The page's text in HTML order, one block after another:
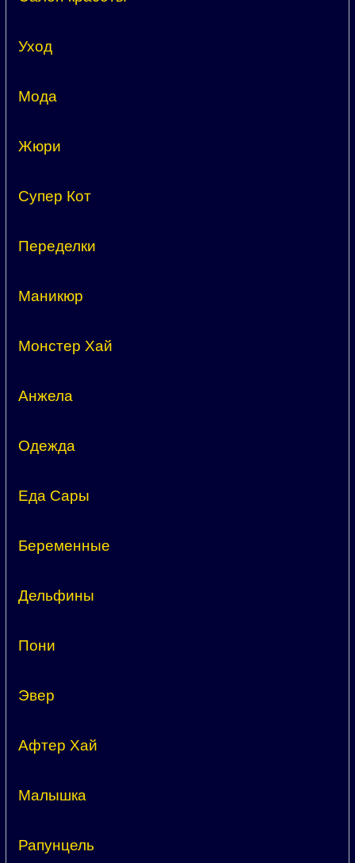
Уход
Мода
Жюри
Супер Кот
Переделки
Маникюр
Монстер Хай
Анжела
Одежда
Еда Сары
Беременные
Дельфины
Пони
Эвер
Афтер Хай
Малышка
Рапунцель